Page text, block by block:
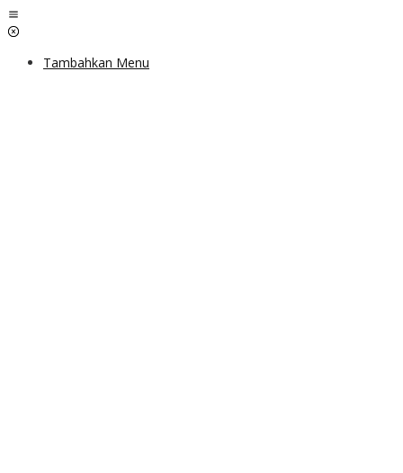
Lewati
ke
Tambahkan Menu